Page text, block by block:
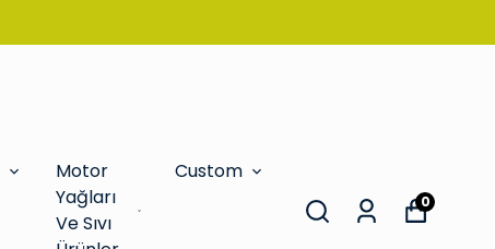
Motor
Yağları
Ve Sıvı
Custom
0